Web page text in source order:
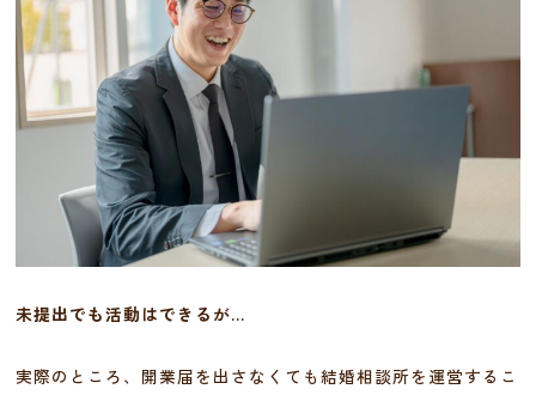
未提出でも活動はできるが…
実際のところ、開業届を出さなくても結婚相談所を運営するこ